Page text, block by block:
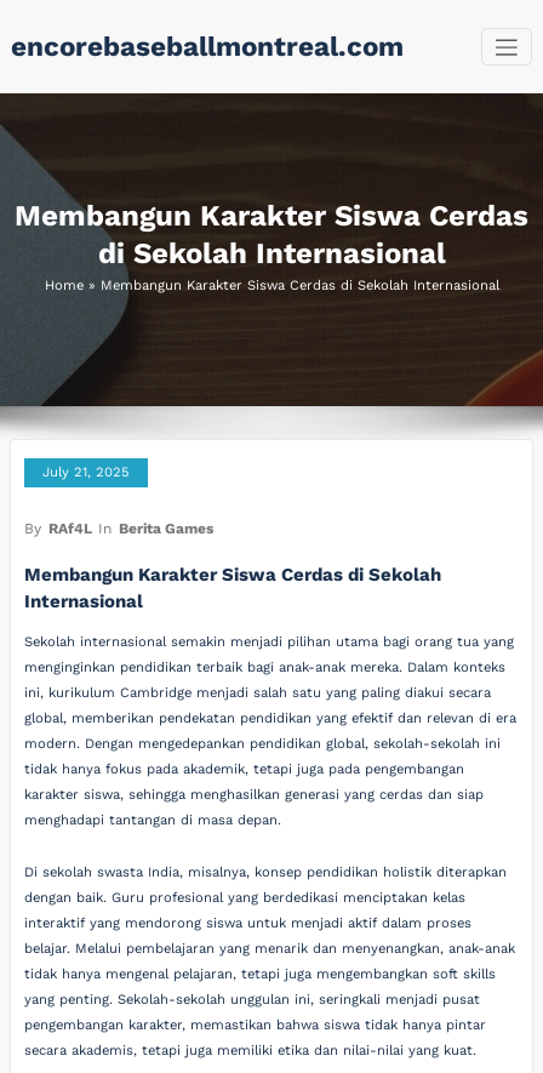
encorebaseballmontreal.com
Membangun Karakter Siswa Cerdas
di Sekolah Internasional
Home» Membangun Karakter Siswa Cerdas di Sekolah Internasional
July 21, 2025
By RAf4L In Berita Games
Membangun Karakter Siswa Cerdas di Sekolah
Internasional
Sekolah internasional semakin menjadi pilihan utama bagi orang tua yang
menginginkan pendidikan terbaik bagi anak-anak mereka. Dalam konteks
ini, kurikulum Cambridge menjadi salah satu yang paling diakui secara
global, memberikan pendekatan pendidikan yang efektif dan relevan di era
modern. Dengan mengedepankan pendidikan global, sekolah-sekolah ini
tidak hanya fokus pada akademik, tetapi juga pada pengembangan
karakter siswa, sehingga menghasilkan generasi yang cerdas dan siap
menghadapi tantangan di masa depan.
Di sekolah swasta India, misalnya, konsep pendidikan holistik diterapkan
dengan baik. Guru profesional yang berdedikasi menciptakan kelas
interaktif yang mendorong siswa untuk menjadi aktif dalam proses
belajar. Melalui pembelajaran yang menarik dan menyenangkan, anak-anak
tidak hanya mengenal pelajaran, tetapi juga mengembangkan soft skills
yang penting. Sekolah-sekolah unggulan ini, seringkali menjadi pusat
pengembangan karakter, memastikan bahwa siswa tidak hanya pintar
secara akademis, tetapi juga memiliki etika dan nilai-nilai yang kuat.